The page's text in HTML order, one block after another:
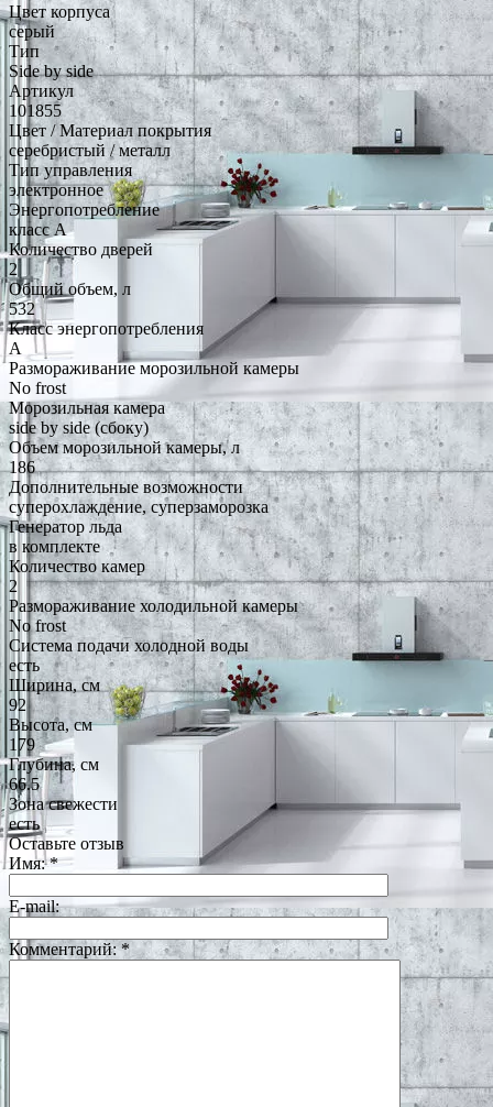
Цвет корпуса
серый
Тип
Side by side
Артикул
101855
Цвет / Материал покрытия
серебристый / металл
Тип управления
электронное
Энергопотребление
класс A
Количество дверей
2
Общий объем, л
532
Класс энергопотребления
A
Размораживание морозильной камеры
No frost
Морозильная камера
side by side (сбоку)
Объем морозильной камеры, л
186
Дополнительные возможности
суперохлаждение, суперзаморозка
Генератор льда
в комплекте
Количество камер
2
Размораживание холодильной камеры
No frost
Система подачи холодной воды
есть
Ширина, см
92
Высота, см
179
Глубина, см
66.5
Зона свежести
есть
Оставьте отзыв
Имя:*
E-mail:
Комментарий:*